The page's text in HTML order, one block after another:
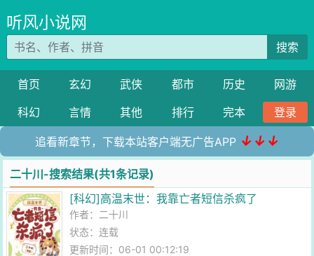
听风小说网
搜索
首页 玄幻 武侠 都市 历史
网游
科幻
言情 其他 排行 完本 登录
追看新章节，下载本站客户端无广告APP ↓↓↓
二十川-搜索结果(共1条记录)
[科幻]高温末世：我靠亡者短信杀疯了
作者： 二十川
状态：连载
更新时间：06-01 00:12:19